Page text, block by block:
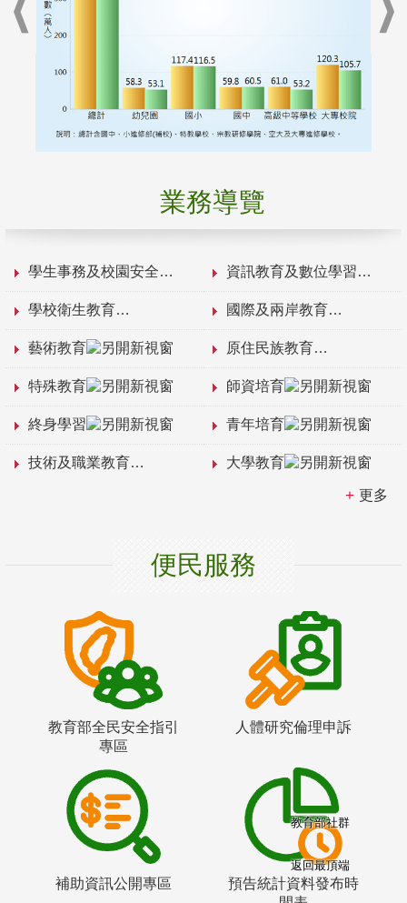
業務導覽
學生事務及校園安全 資訊教育及數位學習
學校衛生教育 國際及兩岸教育
藝術教育 原住民族教育
特殊教育 師資培育
終身學習 青年培育
技術及職業教育 大學教育
更多
便民服務
教育部全民安全指引
專區
人體研究倫理申訴
補助資訊公開專區
預告統計資料發布時
教育部社群
返回最頂端